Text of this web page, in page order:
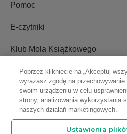
Pomoc
E-czytniki
Klub Mola Książkowego
Ustawienia plików cookie
Blog
Relacje inwestorskie
Poprzez kliknięcie na „Akceptuj
wyrażasz zgodę na
swoim urządzeniu w celu
strony, analizowania wykorzystania
naszych działań marketingowych.
Ustawienia